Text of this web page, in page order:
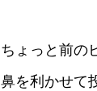
ちょっと前の
鼻を利かせて